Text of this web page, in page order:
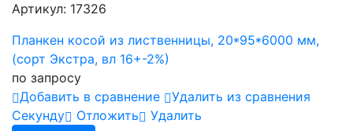
Артикул: 17326
Планкен косой из лиственницы, 20*95*6000 мм,
(сорт Экстра, вл 16+-2%)
по запросу
Добавить в сравнение
Удалить из сравнения
Cекунду
Отложить
Удалить